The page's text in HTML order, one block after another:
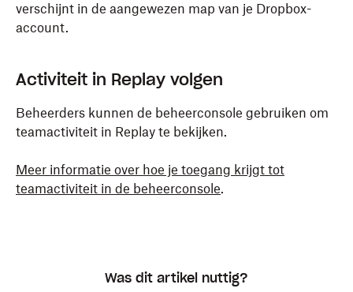
verschijnt in de aangewezen map van je Dropbox-
account.
Activiteit in Replay volgen
Beheerders kunnen de beheerconsole gebruiken om
teamactiviteit in Replay te bekijken.
Meer informatie over hoe je toegang krijgt tot
teamactiviteit in de beheerconsole.
Was dit artikel nuttig?